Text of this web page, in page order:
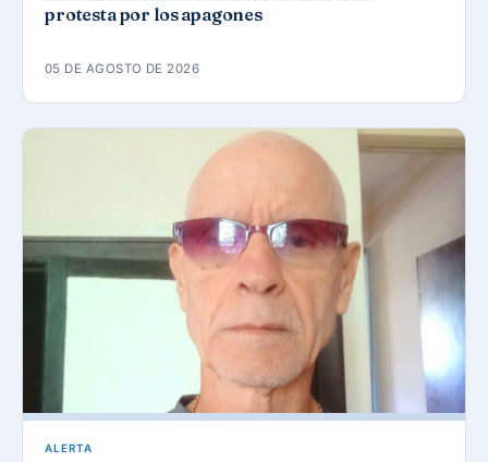
protesta por los apagones
05 DE AGOSTO DE 2026
ALERTA